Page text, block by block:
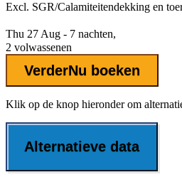
Excl. SGR/Calamiteitendekking en
Thu 27 Aug - 7 nachten,
2 volwassenen
VerderNu boeken
Klik op de knop hieronder om
Alternatieve data